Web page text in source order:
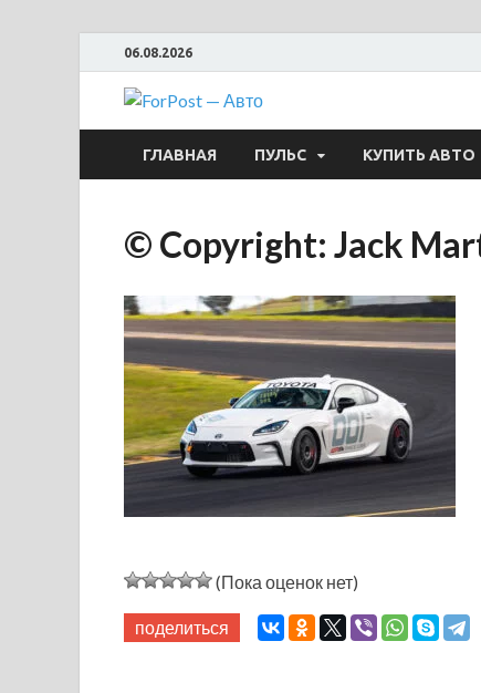
06.08.2026
ForPost
ГЛАВНАЯ ПУЛЬС КУПИТЬ АВТО
© Copyright: Jack
(Пока оценок нет)
поделиться